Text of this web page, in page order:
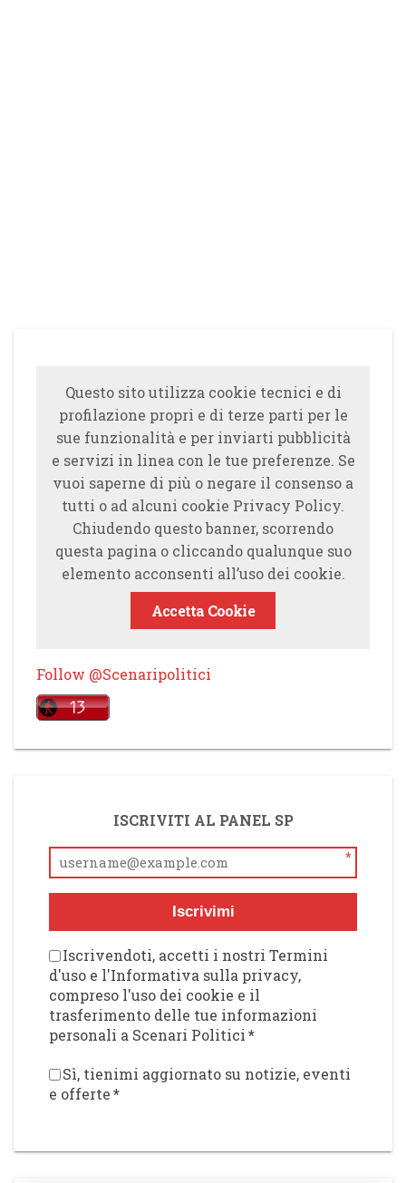
Questo sito utilizza cookie tecnici e di
profilazione propri e di terze parti per le
sue funzionalità e per inviarti pubblicità
e servizi in linea con le tue preferenze. Se
vuoi saperne di più o negare il consenso a
tutti o ad alcuni cookie Privacy Policy.
Chiudendo questo banner, scorrendo
questa pagina o cliccando qualunque suo
elemento acconsenti all’uso dei cookie.
Accetta Cookie
Follow @Scenaripolitici
ISCRIVITI AL PANEL SP
*
Iscrivimi
Iscrivendoti, accetti i nostri Termini
d'uso e l'Informativa sulla privacy,
compreso l'uso dei cookie e il
trasferimento delle tue informazioni
personali a Scenari Politici*
Sì, tienimi aggiornato su notizie, eventi
e offerte*